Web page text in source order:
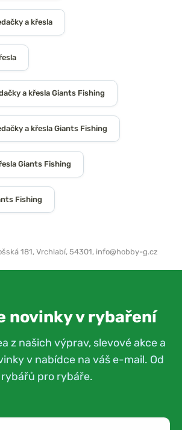
a křesla
a křesla Giants Fishing
a křesla Giants Fishing
Giants Fishing
Fishing
181, Vrchlabí, 54301, info@hobby-g.cz
novinky v rybaření
z našich výprav, slevové akce a
v nabídce na váš e-mail. Od
rybářů pro rybáře.